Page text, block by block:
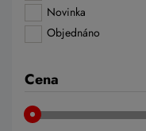
Novinka
Objednáno
Cena